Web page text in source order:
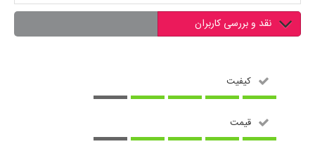
نقد و بررسی کاربران
کیفیت
قیمت